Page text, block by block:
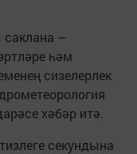
–
һәм
сизелерлек
хәбәр итә.
секундына